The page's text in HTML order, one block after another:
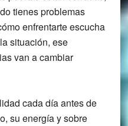
tienes problemas
enfrentarte escucha
situación, ese
van a cambiar
cada día antes de
su energía y sobre